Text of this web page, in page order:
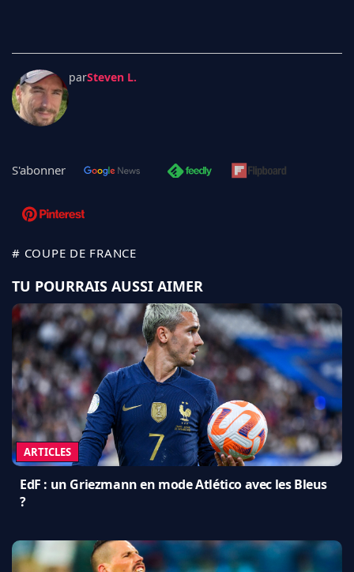
parSteven L.
S'abonner
# COUPE DE FRANCE
TU POURRAIS AUSSI AIMER
ARTICLES
EdF : un Griezmann en mode Atlético avec les Bleus
?